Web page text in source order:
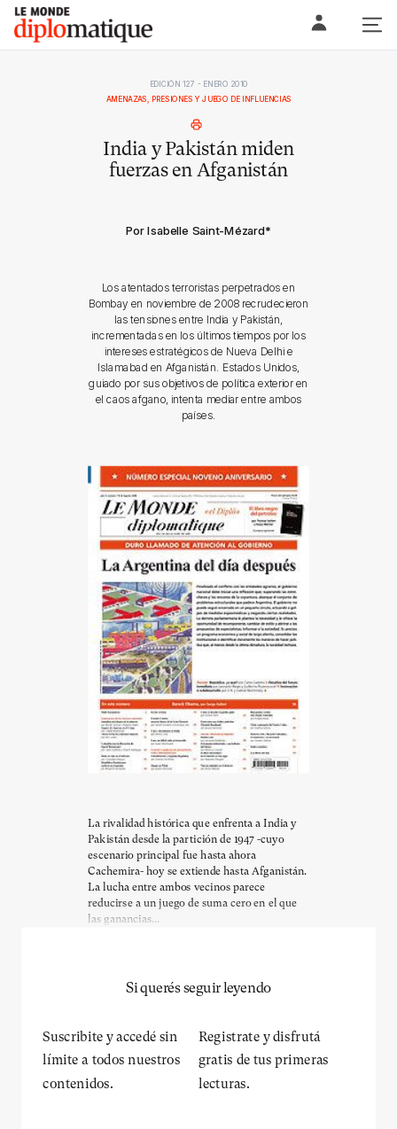
Skip
content
Le monde diplomatique
EDICIÓN 127 - ENERO 2010
AMENAZAS, PRESIONES Y JUEGO DE INFLUENCIAS
India y Pakistán miden
fuerzas en Afganistán
Por Isabelle Saint-Mézard*
Los atentados terroristas perpetrados en
Bombay en noviembre de 2008 recrudecieron
las tensiones entre India y Pakistán,
incrementadas en los últimos tiempos por los
intereses estratégicos de Nueva Delhi e
Islamabad en Afganistán. Estados Unidos,
guiado por sus objetivos de política exterior en
el caos afgano, intenta mediar entre ambos
países.
La rivalidad histórica que enfrenta a India y
Pakistán desde la partición de 1947 -cuyo
escenario principal fue hasta ahora
Cachemira- hoy se extiende hasta Afganistán.
La lucha entre ambos vecinos parece
reducirse a un juego de suma cero en el que
las ganancias...
Si querés seguir leyendo
Suscribite y accedé sin
límite a todos nuestros
contenidos.
Registrate y disfrutá
gratis de tus primeras
lecturas.